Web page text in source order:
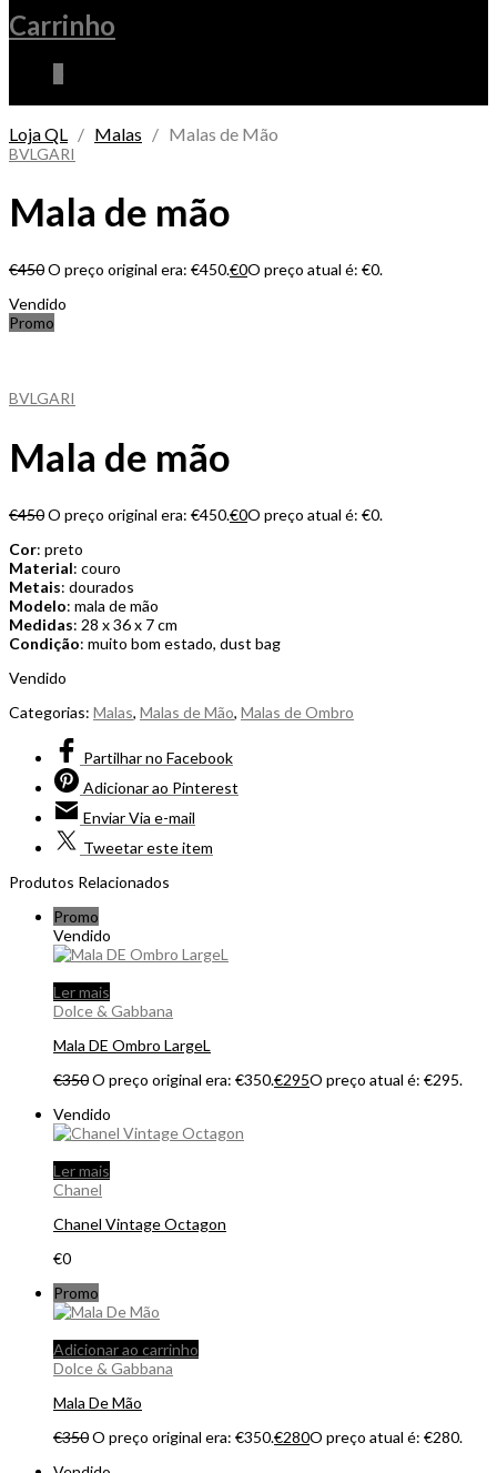
Carrinho
Loja QL / Malas / Malas de Mão
BVLGARI
Mala de mão
€450O preço original era: €450.€0O preço atual é: €0.
Vendido
Promo
BVLGARI
Mala de mão
€450O preço original era: €450.€0O preço atual é: €0.
Cor: preto
Material: couro
Metais: dourados
Modelo: mala de mão
Medidas: 28 x 36 x 7 cm
Condição: muito bom estado, dust bag
Vendido
Categorias: Malas, Malas de Mão, Malas de Ombro
Partilharno Facebook
Adicionarao Pinterest
EnviarVia e-mail
Tweetareste item
Produtos Relacionados
Promo
Vendido
Ler mais
Dolce & Gabbana
Mala DE Ombro LargeL
€350O preço original era: €350.€295O preço atual é: €295.
Vendido
Ler mais
Chanel
Chanel Vintage Octagon
€0
Promo
Adicionar ao carrinho
Dolce & Gabbana
Mala De Mão
€350O preço original era: €350.€280O preço atual é: €280.